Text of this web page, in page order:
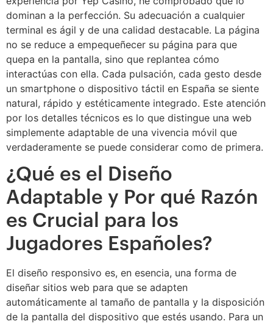
dominan a la perfección. Su adecuación a cualquier
terminal es ágil y de una calidad destacable. La página
no se reduce a empequeñecer su página para que
quepa en la pantalla, sino que replantea cómo
interactúas con ella. Cada pulsación, cada gesto desde
un smartphone o dispositivo táctil en España se siente
natural, rápido y estéticamente integrado. Este atención
por los detalles técnicos es lo que distingue una web
simplemente adaptable de una vivencia móvil que
verdaderamente se puede considerar como de primera.
¿Qué es el Diseño
Adaptable y Por qué Razón
es Crucial para los
Jugadores Españoles?
El diseño responsivo es, en esencia, una forma de
diseñar sitios web para que se adapten
automáticamente al tamaño de pantalla y la disposición
de la pantalla del dispositivo que estés usando. Para un